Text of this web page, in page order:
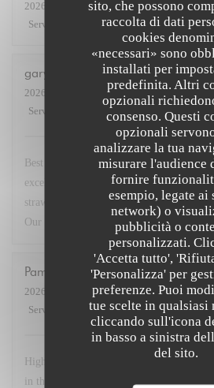
sito, che possono
raccolta di dati
cookies
«necessari» sono
installati per
predefinita. Altri
opzionali
consenso. Questi
opzionali
analizzare la tua
misurare l'audience
fornire
esempio, legate ai
network) o
pubblicità o
personalizzati.
'Accetta tutto',
'Personalizza' per
preferenze. Puoi
tue scelte in qualsiasi
cliccando sull'icona
in basso a sinistra
del sito.
2026-07-27
- 19:30 - Ospiti 3
Servizio
Atmosfera: 5 /5 Cucina: 4/5
gary
2026-07-23
- 19:30 - Ospiti 2
Servizio
Atmosfera Cucina : 5
Best restaurant in Paris so good we came
excellent. Steak with dauphinoise potato.
strawberries and lemon brûlée with peach
Our go to when in Paris. Service very
Pamela
2026-07-23
- 19:45 - Ospiti 3
Servizio
Atmosfera: 5/5 Cucina: 5/5
Highly recommend Chex Gabrielle! A
in the 17th near the Arc. Lovely room,